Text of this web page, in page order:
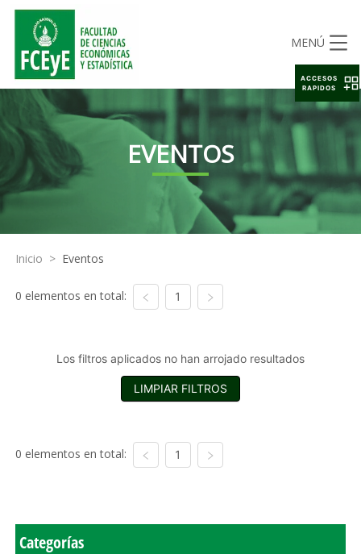
MENÚ
EVENTOS
Inicio > Eventos
0 elementos en total: 1
Los filtros aplicados no han arrojado resultados
LIMPIAR FILTROS
0 elementos en total: 1
Categorías
ACCESOS
RAPIDOS